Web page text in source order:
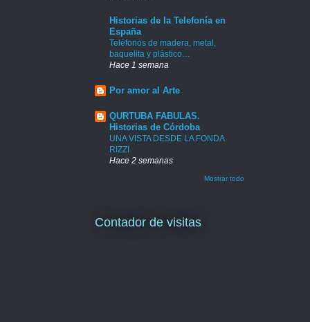
Historias de la Telefonía en
España
Teléfonos de madera, metal,
baquelita y plástico…
Hace 1 semana
Por amor al Arte
QURTUBA FABULAS.
Historias de Córdoba
UNA VISTA DESDE LA FONDA
RIZZI
Hace 2 semanas
Mostrar todo
Contador de visitas